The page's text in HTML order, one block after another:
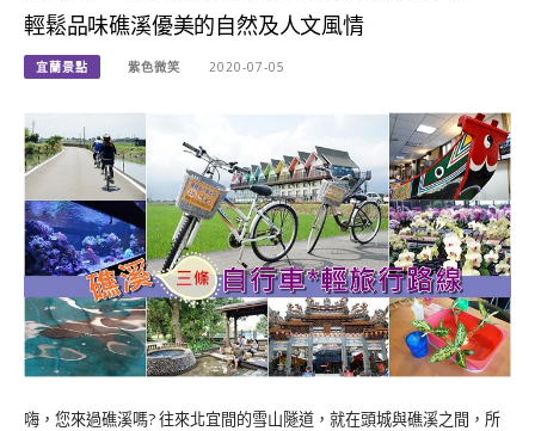
輕鬆品味礁溪優美的自然及人文風情
宜蘭景點 紫色微笑 2020-07-05
嗨，您來過礁溪嗎? 往來北宜間的雪山隧道，就在頭城與礁溪之間，所